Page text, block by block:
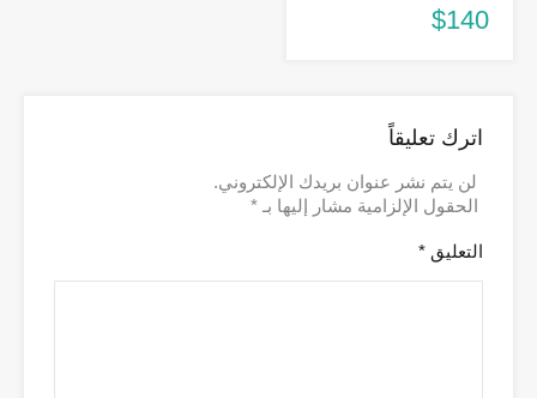
$140
اترك تعليقاً
لن يتم نشر عنوان بريدك الإلكتروني.
الحقول الإلزامية مشار إليها بـ *
التعليق *